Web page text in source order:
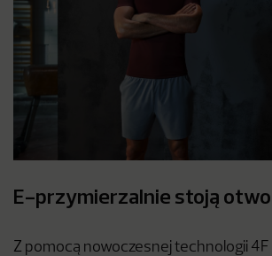
E-przymierzalnie stoją
Z pomocą nowoczesnej technologii